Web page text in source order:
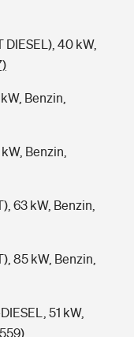
DIESEL), 40 kW,
Benzin,
Benzin,
63 kW, Benzin,
85 kW, Benzin,
51 kW,